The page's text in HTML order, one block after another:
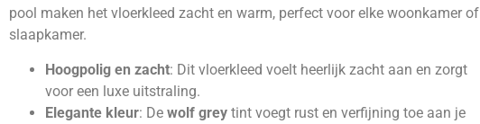
pool maken het vloerkleed zacht en warm, perfect voor elke woonkamer of
slaapkamer.
Hoogpolig en zacht: Dit vloerkleed voelt heerlijk zacht aan en zorgt
voor een luxe uitstraling.
Elegante kleur: De wolf grey tint voegt rust en verfijning toe aan je